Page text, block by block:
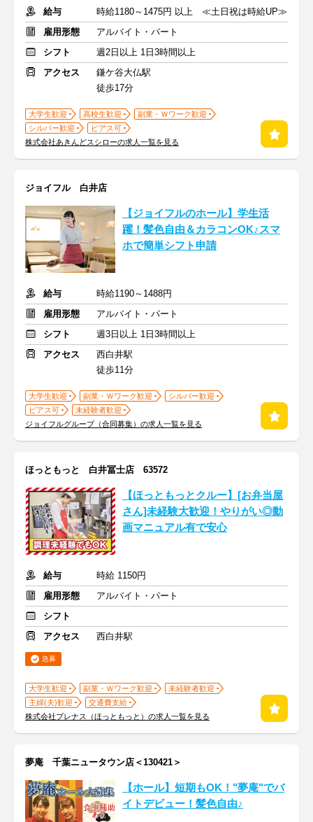
給与
時給1180～1475円 以上 ≪土日祝は時給UP≫
雇用形態
アルバイト・パート
シフト
週2日以上 1日3時間以上
アクセス
鎌ケ谷大仏駅
徒歩17分
大学生歓迎 高校生歓迎
副業・Ｗワーク歓迎
シルバー歓迎
ピアス可
株式会社あきんどスシローの求人一覧を見る
ジョイフル 白井店
【ジョイフルのホール】学生活
躍！髪色自由＆カラコンOK♪スマ
ホで簡単シフト申請
給与
時給1190～1488円
雇用形態
アルバイト・パート
シフト
週3日以上 1日3時間以上
アクセス
西白井駅
徒歩11分
大学生歓迎 副業・Ｗワーク歓迎
シルバー歓迎
ピアス可
未経験者歓迎
ジョイフルグループ（合同募集）の求人一覧を見る
ほっともっと 白井冨士店 63572
【ほっともっとクルー】[お弁当屋
さん]未経験大歓迎！やりがい◎動
画マニュアル有で安心
給与
時給 1150円
雇用形態
アルバイト・パート
シフト
アクセス
西白井駅
急募
大学生歓迎 副業・Ｗワーク歓迎
未経験者歓迎
主婦(夫)歓迎
交通費支給
株式会社プレナス（ほっともっと）の求人一覧を見る
夢庵 千葉ニュータウン店＜130421＞
【ホール】短期もOK！"夢庵"でバ
イトデビュー！髪色自由♪